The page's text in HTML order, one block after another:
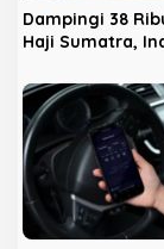
Dampingi 38
Haji Sumatra,
Enam